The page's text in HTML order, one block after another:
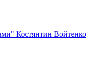
Костянтин Войтенко